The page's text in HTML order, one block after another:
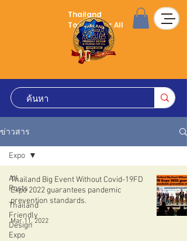
Thailand
Tourism for All
ข่าวสาร
All
Posts
Thailand
Friendly
Design
Expo
Expo
Thailand Big Event Without Covid-19FD
Expo 2022 guarantees pandemic
prevention standards.
Mar 11, 2022